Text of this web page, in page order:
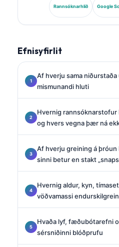
félagsins um klíníska
greiningu á
Rannsóknarhlið Google
Efnisyfirlit
Af hverju sama
mismunandi hluti
Hvernig
og hvers vegna þær ná
Af hverju greining á
sinni betur en stakt
Hvernig aldur, kyn,
vöðvamassi
Hvaða lyf, fæðubótarefni
sérsniðinni blóðprufu